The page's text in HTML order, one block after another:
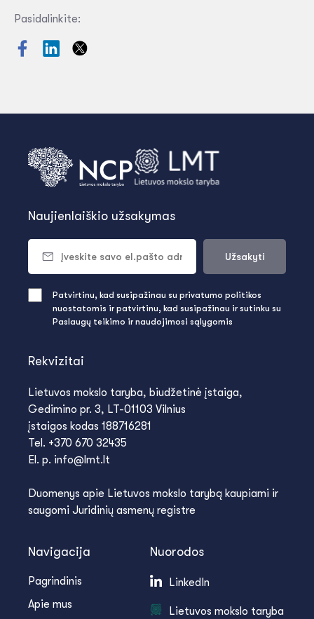
Pasidalinkite:
Rekvizitai
Lietuvos mokslo taryba, biudžetinė įstaiga,
Gedimino pr. 3, LT-01103 Vilnius
įstaigos kodas 188716281
Tel. +370 670 32435
El. p. info@lmt.lt
Duomenys apie Lietuvos mokslo tarybą kaupiami ir
saugomi Juridinių asmenų registre
Navigacija
Pagrindinis
Apie mus
Nuorodos
LinkedIn
Lietuvos mokslo taryba
Naujienlaiškio užsakymas
Užsakyti
Patvirtinu, kad susipažinau su privatumo politikos
nuostatomis ir patvirtinu, kad susipažinau ir sutinku su
Paslaugų teikimo ir naudojimosi sąlygomis